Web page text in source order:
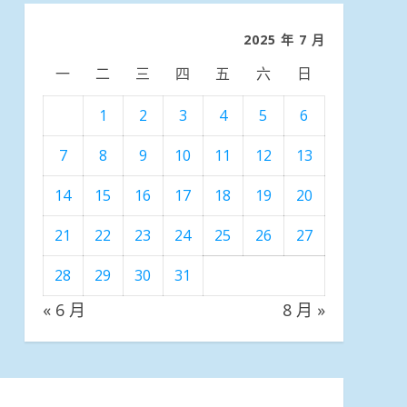
2025 年 7 月
一 二 三 四 五 六 日
1 2 3 4 5
6
7
8 9 10 11 12
13
14
15 16 17 18 19
20
21
22 23 24 25 26
27
28
29 30 31
« 6 月 8 月 »